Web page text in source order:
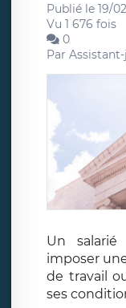
Publié le 19/
Vu 1 676 fois
0
Par
Un
imposer
de travail
ses